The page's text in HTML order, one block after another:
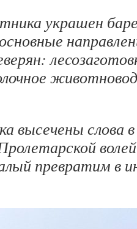
украшен
высечены слова
превратим в